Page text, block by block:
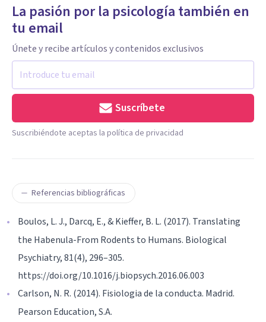
La pasión por la psicología también en
tu email
Únete y recibe artículos y contenidos exclusivos
Suscríbete
Suscribiéndote aceptas la política de privacidad
Referencias bibliográficas
Boulos, L. J., Darcq, E., & Kieffer, B. L. (2017). Translating
the Habenula-From Rodents to Humans. Biological
Psychiatry, 81(4), 296–305.
https://doi.org/10.1016/j.biopsych.2016.06.003
Carlson, N. R. (2014). Fisiologia de la conducta. Madrid.
Pearson Education, S.A.